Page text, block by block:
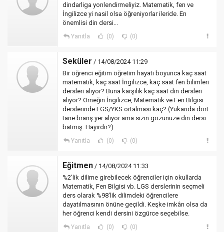
dindarliga yonlendirmeliyiz. Matematik, fen ve
İngilizce yi nasil olsa öğreniyorlar ileride. En
önemlisi din dersi...
Yanıtla (0) (0)
Seküler / 14/08/2024 11:29
Bir öğrenci eğitim öğretim hayatı boyunca kaç saat
matematik, kaç saat İngilizce, kaç saat fen bilimleri
dersleri alıyor? Buna karşılık kaç saat din dersleri
alıyor? Örneğin İngilizce, Matematik ve Fen Bilgisi
derslerinde LGS/YKS ortalması kaç? (Yukarıda dört
tane branş yer alıyor ama sizin gözünüze din dersi
batmış. Hayırdır?)
Yanıtla (0) (0)
Eğitmen / 14/08/2024 11:33
%2'lik dilime girebilecek öğrenciler için okullarda
Matematik, Fen Bilgisi vb. LGS derslerinin seçmeli
ders olarak %98'lik dilimdeki öğrencilere
dayatılmasının önüne geçildi. Keşke imkân olsa da
her öğrenci kendi dersini özgürce seçebilse.
Yanıtla (0) (0)